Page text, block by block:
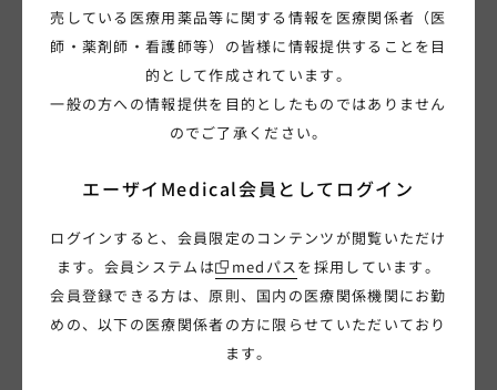
自分のがん患者さんが認知症
知ってほしい乳房と乳がんの
お話(HAL1284)
Ladyluna Garden_紹介冊
売している医療用薬品等に関する情報を医療関係者（医
師・薬剤師・看護師等）の皆様に情報提供することを目
的として作成されています。
一般の方への情報提供を目的としたものではありません
のでご了承ください。
エーザイMedical会員として ログイン
ログインすると、会員限定のコンテンツが閲覧いただけ
ます。会員システムは
medパスを採用しています。
会員登録できる方は、原則、国内の医療関係機関にお勤
めの、以下の医療関係者の方に限らせていただいており
ます。